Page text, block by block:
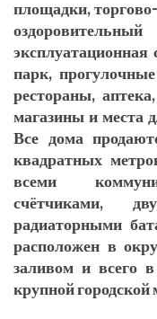
площадки,
эксплуатационная
парк,
рестораны,
магазины и места
Все дома
квадратных
всеми
счётчиками,
радиаторными
расположен в
заливом и всего
крупной городской